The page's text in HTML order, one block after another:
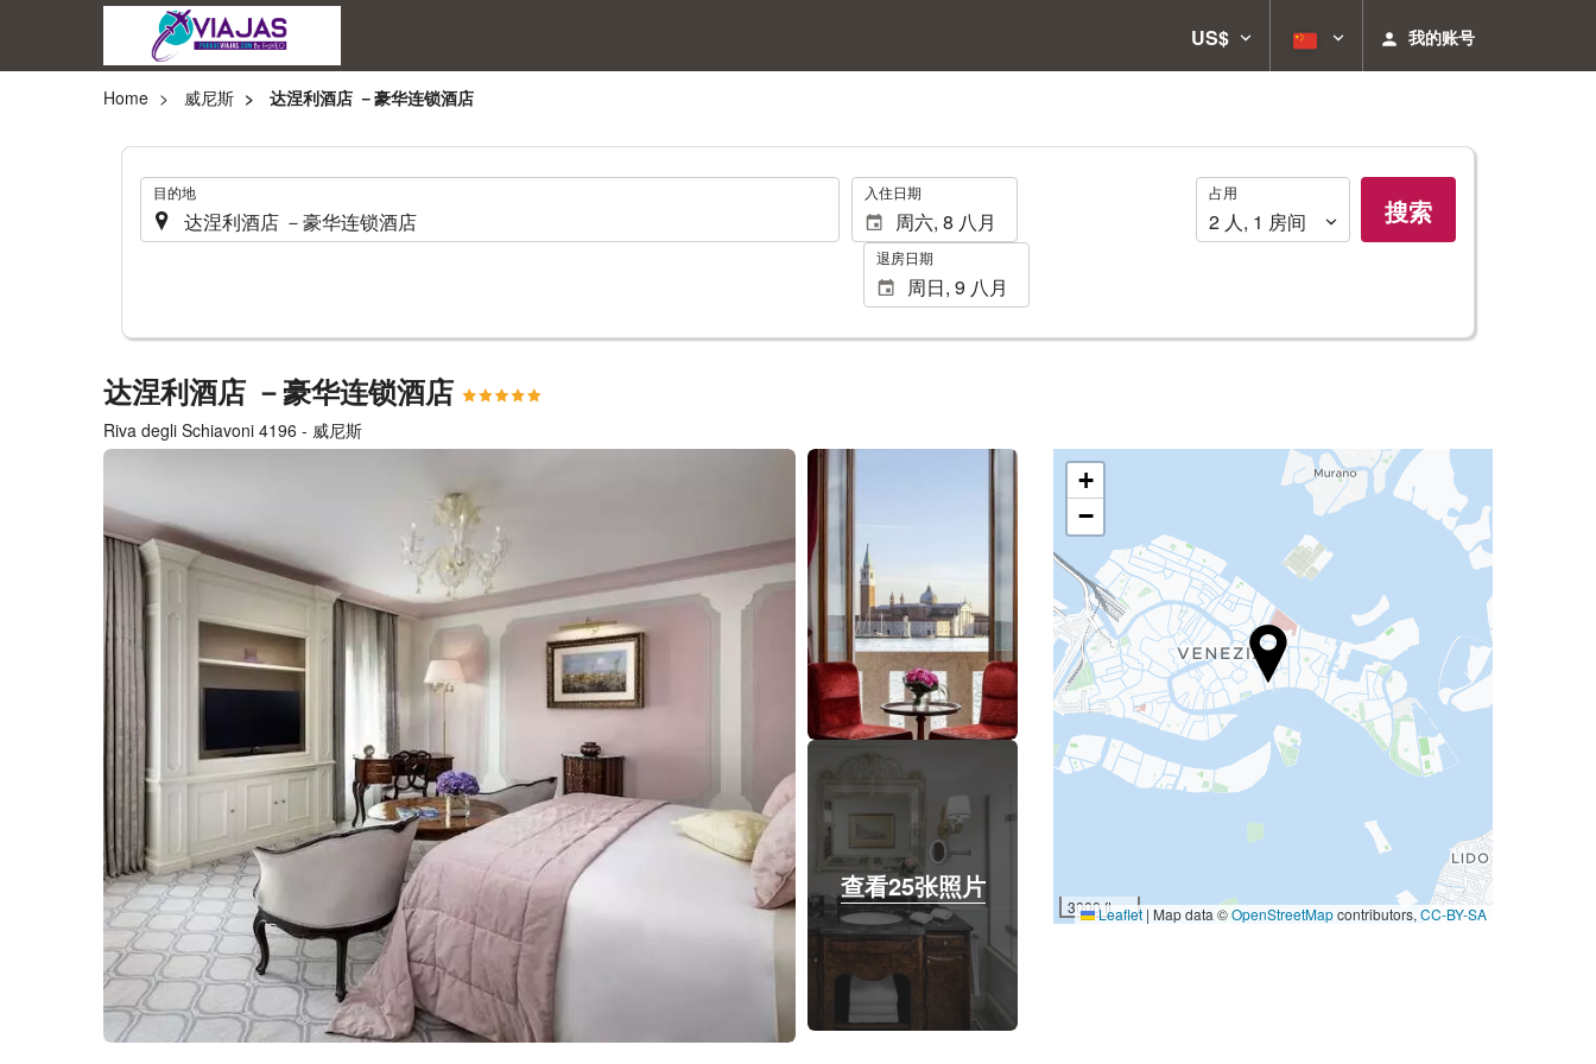
US$ 我的账号
Home 威尼斯 达涅利酒店 －豪华连锁酒店
. 目的地 . 入住日期
退房日期
占
用
占用
2 人, 1 房间 搜索
达涅利酒店 －豪华连锁酒店
Riva degli Schiavoni 4196 - 威尼斯
查看25张照片
+
−
3000 ftLeaflet | Map data ©OpenStreetMapcontributors, CC-BY-SA